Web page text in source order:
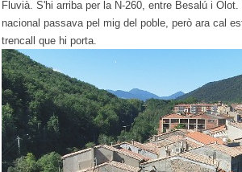
Fluvià. S'hi arriba per la N-260, entre Besalú i
nacional passava pel mig del poble, però ara cal
trencall que hi porta.